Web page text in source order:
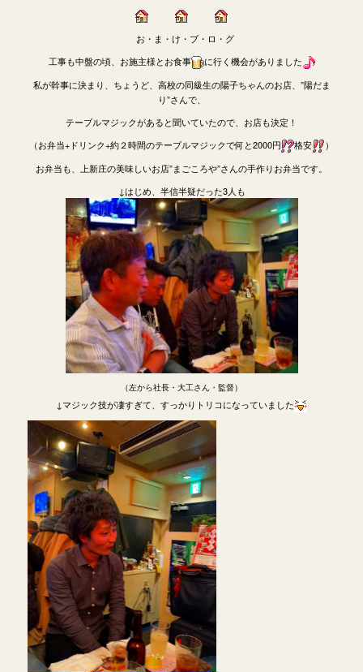
お・ま・け・ブ・ロ・グ
工事も中盤の頃、お施主様とお食事
に行く機会がありました
私が幹事に決まり、ちょうど、高校の同級生の陽子ちゃんのお店、”陽だま
り”さんで、
テーブルマジックがあると聞いていたので、お店も決定！
（お弁当+ドリンク+約２時間のテーブルマジックで何と2000円
格安
）
お弁当も、上新庄の美味しいお店”まごころや”さんの手作りお弁当です。
↓はじめ、半信半疑だった3人も
（左から社長・大工さん・監督）
↓マジック技が凄すぎて、すっかりトリコになっていました